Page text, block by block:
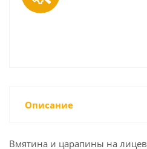
Описание
Вмятина и царапины на